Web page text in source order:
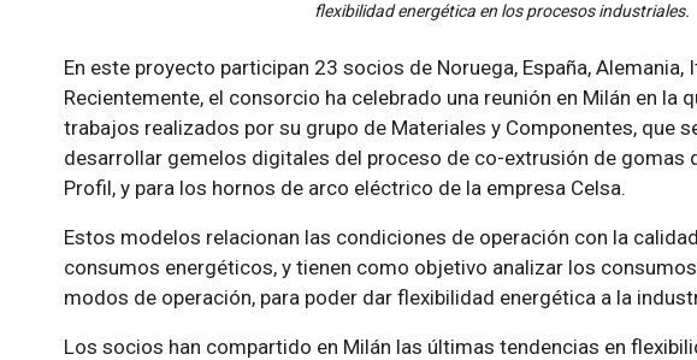
flexibilidad energética en los procesos industriales.
En este proyecto participan 23 socios de Noruega, España, Alemania,
Recientemente, el consorcio ha celebrado una reunión en Milán en la
trabajos realizados por su grupo de Materiales y Componentes, que
desarrollar gemelos digitales del proceso de co-extrusión de gomas
Profil, y para los hornos de arco eléctrico de la empresa Celsa.
Estos modelos relacionan las condiciones de operación con la
consumos energéticos, y tienen como objetivo analizar los
modos de operación, para poder dar flexibilidad energética a la
Los socios han compartido en Milán las últimas tendencias en